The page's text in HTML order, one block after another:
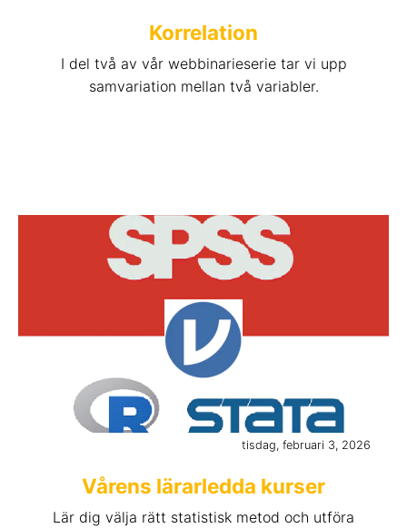
Korrelation
I del två av vår webbinarieserie tar vi upp
samvariation mellan två variabler.
tisdag, februari 3, 2026
Vårens lärarledda kurser
Lär dig välja rätt statistisk metod och utföra